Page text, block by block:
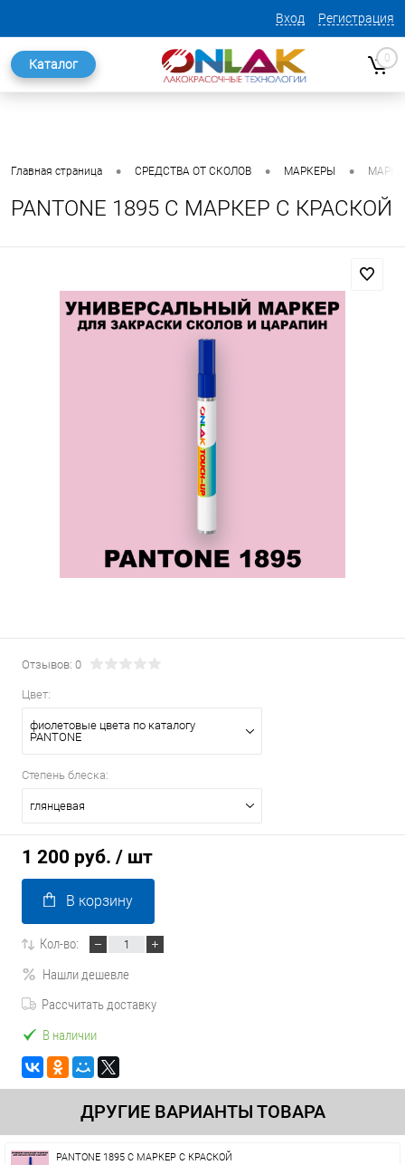
Вход Регистрация
Каталог 0
Главная страница • СРЕДСТВА ОТ СКОЛОВ • МАРКЕРЫ •
PANTONE 1895 C МАРКЕР С КРАСКОЙ
Отзывов: 0
Цвет:
фиолетовые цвета по каталогу
PANTONE
Степень блеска:
глянцевая
1 200 руб. / шт
В корзину
Кол-во:
Нашли дешевле
Рассчитать доставку
В наличии
ДРУГИЕ ВАРИАНТЫ ТОВАРА
PANTONE 1895 C МАРКЕР С КРАСКОЙ